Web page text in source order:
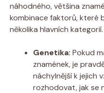
náhodného, většina
kombinace faktorů, které
několika hlavních
Genetika: Pokud
znamének, je
náchylnější k jejich
rozhodovat, jak se